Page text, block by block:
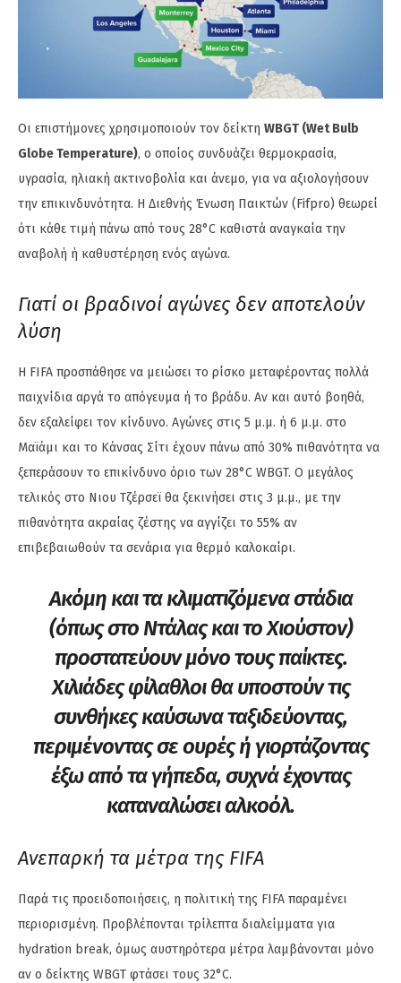
Οι επιστήμονες χρησιμοποιούν τον δείκτη WBGT (Wet Bulb
Globe Temperature), ο οποίος συνδυάζει θερμοκρασία,
υγρασία, ηλιακή ακτινοβολία και άνεμο, για να αξιολογήσουν
την επικινδυνότητα. Η Διεθνής Ένωση Παικτών (Fifpro) θεωρεί
ότι κάθε τιμή πάνω από τους 28°C καθιστά αναγκαία την
αναβολή ή καθυστέρηση ενός αγώνα.
Γιατί οι βραδινοί αγώνες δεν αποτελούν
λύση
Η FIFA προσπάθησε να μειώσει το ρίσκο μεταφέροντας πολλά
παιχνίδια αργά το απόγευμα ή το βράδυ. Αν και αυτό βοηθά,
δεν εξαλείφει τον κίνδυνο. Αγώνες στις 5 μ.μ. ή 6 μ.μ. στο
Μαϊάμι και το Κάνσας Σίτι έχουν πάνω από 30% πιθανότητα να
ξεπεράσουν το επικίνδυνο όριο των 28°C WBGT. Ο μεγάλος
τελικός στο Νιου Τζέρσεϊ θα ξεκινήσει στις 3 μ.μ., με την
πιθανότητα ακραίας ζέστης να αγγίζει το 55% αν
επιβεβαιωθούν τα σενάρια για θερμό καλοκαίρι.
Ακόμη και τα κλιματιζόμενα στάδια
(όπως στο Ντάλας και το Χιούστον)
προστατεύουν μόνο τους παίκτες.
Χιλιάδες φίλαθλοι θα υποστούν τις
συνθήκες καύσωνα ταξιδεύοντας,
περιμένοντας σε ουρές ή γιορτάζοντας
έξω από τα γήπεδα, συχνά έχοντας
καταναλώσει αλκοόλ.
Ανεπαρκή τα μέτρα της FIFA
Παρά τις προειδοποιήσεις, η πολιτική της FIFA παραμένει
περιορισμένη. Προβλέπονται τρίλεπτα διαλείμματα για
hydration break, όμως αυστηρότερα μέτρα λαμβάνονται μόνο
αν ο δείκτης WBGT φτάσει τους 32°C.